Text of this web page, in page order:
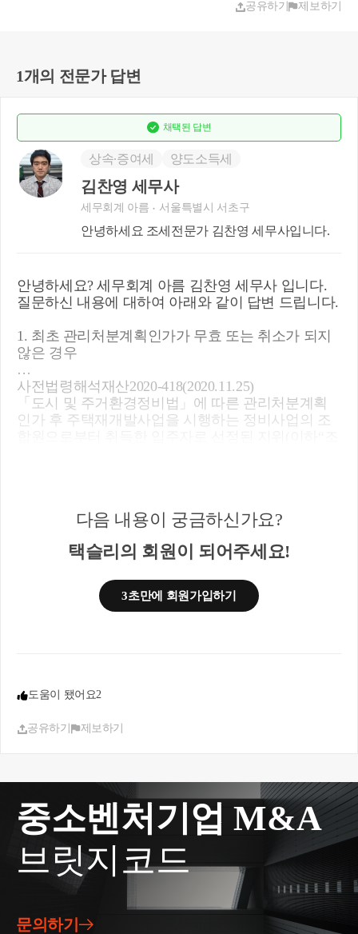
공유하기 제보하기
1개의 전문가 답변
채택된 답변
상속∙증여세 양도소득세
김찬영 세무사
세무회계 아름 서울특별시 서초구
안녕하세요 조세전문가 김찬영 세무사입니다.
안녕하세요? 세무회계 아름 김찬영 세무사 입니다.
질문하신 내용에 대하여 아래와 같이 답변 드립니다.
1. 최초 관리처분계획인가가 무효 또는 취소가 되지
않은 경우
사전법령해석재산2020-418(2020.11.25)
「도시 및 주거환경정비법」에 따른 관리처분계획
인가 후 주택재개발사업을 시행하는 정비사업의 조
구「주택건설촉진법」제33조 및 같은 법시행령제32
1.이전)이후에 조합원의 지위를 승계취득한 후 주택
재건축의 시공사가 변경되어 사업계획변경승인을
서면부동산2019-192(2019.06.18)
「도시 및 주거환경정비법」에 의해 조합원이 취득
한 조합원 입주권을 양도하는 경우 「소득세법 시행
서면4팀 -1864, 2004.11.18
구 주택건설촉진법 제33조 및 동법시행령 제32조의
규정에 의하여 최초 사업계획승인을 받은 후 재건축
세대수의 일부 증가, 재건축연면적 감소 등의 일부사
항이 변경되어 사업계획변경승인을 얻은 경우, 구 소
득세법시행령(대통령령 제17825호, 2002.12.30. 개정)
제166조 제5항 제1호에서 규정하는 사업계획승인일
이란 최초의 사업계획승인일을 의미하는 것입니다.
다음 내용이 궁금하신가요?
택슬리의 회원이 되어주세요!
3초만에 회원가입하기
도움이 됐어요2
공유하기 제보하기
중소벤처기업 M&A
브릿지코드
문의하기